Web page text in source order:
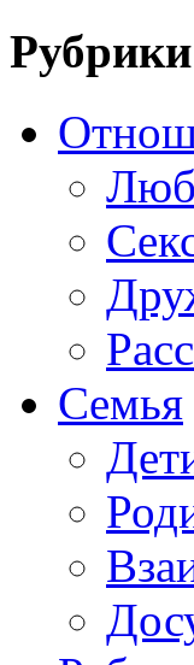
Рубрики
Семья